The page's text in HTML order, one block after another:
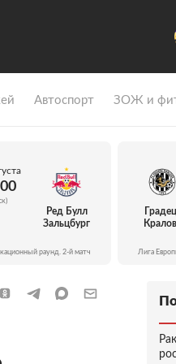
Автоспорт ЗОЖ и
Ред Булл
Зальцбург
раунд. 2-й матч Лига